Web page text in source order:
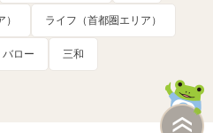
ライフ（首都圏エリア）
バロー 三和